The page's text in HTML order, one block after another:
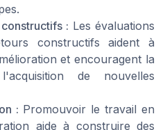
: Les évaluations
constructifs aident à
et encouragent la
de nouvelles
: Promouvoir le travail en
aide à construire des